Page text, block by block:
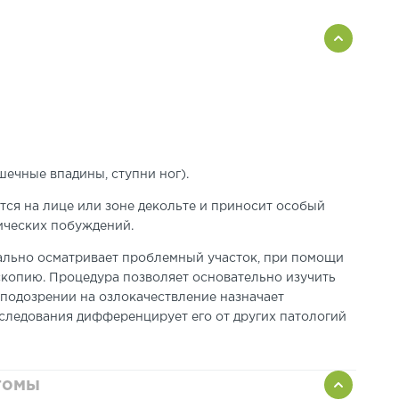
впадины, ступни ног).
на лице или зоне декольте и приносит особый
побуждений.
осматривает проблемный участок, при помощи
Процедура позволяет основательно изучить
на озлокачествление назначает
дифференцирует его от других патологий